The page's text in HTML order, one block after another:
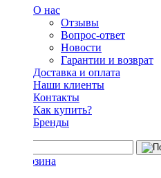
О нас
Отзывы
Вопрос-ответ
Новости
Гарантии и возврат
Доставка и оплата
Наши клиенты
Контакты
Как купить?
Бренды